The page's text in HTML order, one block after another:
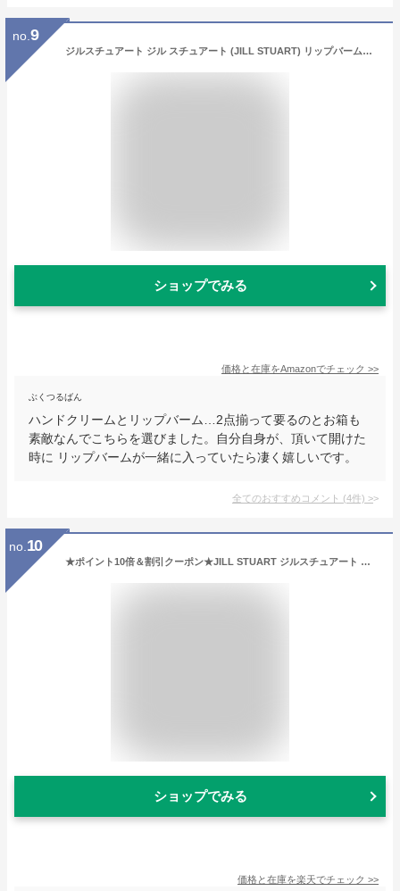
no. 9
ジルスチュアート ジル スチュアート (JILL STUART) リップバーム・ ハンドクリーム セット お祝い プレゼント 誕生日 クリスマス (ギフトBOX入り 手提げ袋付)(J-53)
ショップでみる
価格と在庫をAmazonでチェック >>
ぶくつるばん
ハンドクリームとリップバーム…2点揃って要るのとお箱も
素敵なんでこちらを選びました。自分自身が、頂いて開けた
時に リップバームが一緒に入っていたら凄く嬉しいです。
全てのおすすめコメント (4件) >
no. 10
★ポイント10倍＆割引クーポン★JILL STUART ジルスチュアート ハンドクリーム ホワイトフローラル 30g【定形外郵便送料無料】 ギフト 誕生日 プレゼント ☆レビューキャンペーン実施中☆
ショップでみる
価格と在庫を楽天でチェック >>